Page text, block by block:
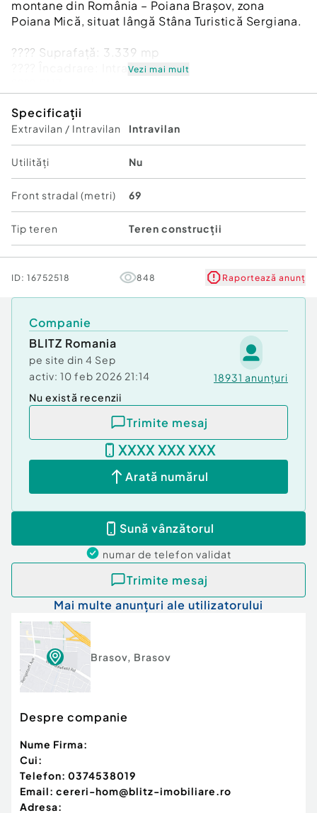
montane din România – Poiana Brașov, zona
Poiana Mică, situat lângă Stâna Turistică Sergiana.
???? Suprafață: 3.339 mp
???? Încadrare: Intravilan
???? POT: 20%
???? Exclusivitate Blitz
???? Comision 0% pentru cumpărător
Terenul beneficiază de o poziționare excelentă,
într-o zonă cu potențial turistic ridicat, fiind ideal
pentru dezvoltări imobiliare premium.
Utilizări admise:
Construcții turistice
Case de vacanță
Pensiuni
Restaurante
Datorită amplasării și reglementărilor urbanistice
favorabile, proprietatea reprezintă alegerea
perfectă pentru investitori care doresc să
dezvolte un proiect de succes, într-o stațiune cu
cerere constantă pe tot parcursul anului.
Pentru informații suplimentare și programarea
Cod ofertă / ID BLITZ: P164554
Id intern: P164554
Vezi mai mult
Specificații
Extravilan / Intravilan Intravilan
Utilități Nu
Front stradal (metri) 69
Tip teren Teren construcții
ID: 16752518 848 Raportează anunț
Companie
BLITZ Romania
pe site din 4 Sep
activ: 10 feb 2026 21:14 18931 anunțuri
Nu există recenzii
Trimite mesaj
XXXX XXX XXX
Arată numărul
Sună vânzătorul
numar de telefon validat
Trimite mesaj
Mai multe anunțuri ale utilizatorului
Brasov, Brasov
Despre companie
Nume Firma:
Cui:
Telefon: 0374538019
Email: cereri-hom@blitz-imobiliare.ro
Adresa: